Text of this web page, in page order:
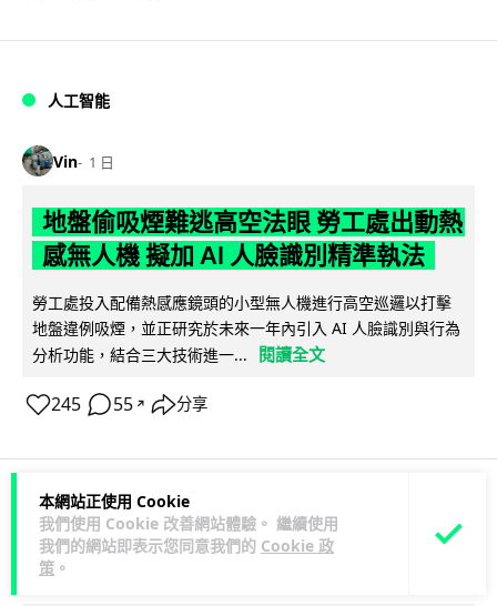
本網站正使用 Cookie
我們使用 Cookie 改善網站體驗。 繼續使用
我們的網站即表示您同意我們的 Cookie 政
策 。
人工智能
Vin 1 日
地盤偷吸煙難逃高空法眼 勞工處出動熱
感無人機 擬加 AI 人臉識別精準執法
勞工處投入配備熱感應鏡頭的小型無人機進行高空巡邏以打擊
地盤違例吸煙，並正研究於未來一年內引入 AI 人臉識別與行為
分析功能，結合三大技術進一...
閱讀全文
245 55 ↗ 分享
人工智能
Lawton